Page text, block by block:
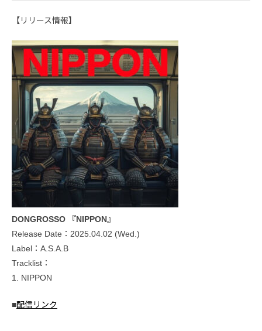
【リリース情報】
DONGROSSO 『NIPPON』
Release Date：2025.04.02 (Wed.)
Label：A.S.A.B
Tracklist：
1. NIPPON
■配信リンク